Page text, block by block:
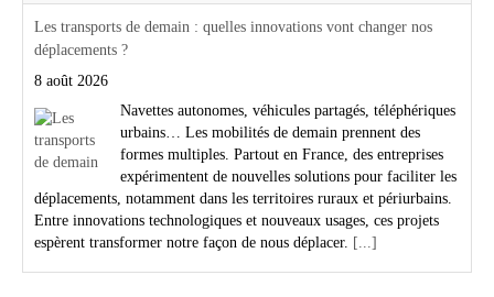
Les transports de demain : quelles innovations vont changer nos
déplacements ?
8 août 2026
Navettes autonomes, véhicules partagés, téléphériques
urbains… Les mobilités de demain prennent des
formes multiples. Partout en France, des entreprises
expérimentent de nouvelles solutions pour faciliter les
déplacements, notamment dans les territoires ruraux et périurbains.
Entre innovations technologiques et nouveaux usages, ces projets
espèrent transformer notre façon de nous déplacer. [...]